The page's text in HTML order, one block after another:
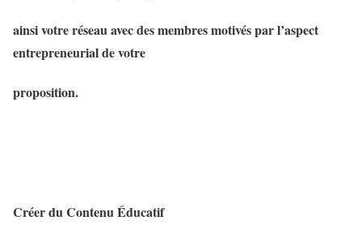
ainsi votre réseau avec des membres motivés par l’aspect
entrepreneurial de votre
proposition.
Créer du Contenu Éducatif